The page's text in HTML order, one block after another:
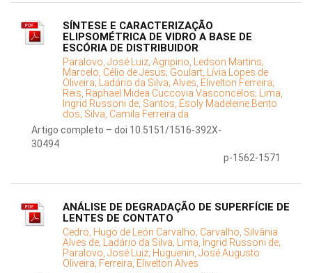
SÍNTESE E CARACTERIZAÇÃO
ELIPSOMÉTRICA DE VIDRO A BASE DE
ESCÓRIA DE DISTRIBUIDOR
Paralovo, José Luiz; Agripino, Ledson Martins;
Marcelo, Célio de Jesus; Goulart, Lívia Lopes de
Oliveira; Ladário da Silva; Alves, Elivelton Ferreira;
Reis, Raphael Midea Cuccovia Vasconcelos; Lima,
Ingrid Russoni de; Santos, Ésoly Madeleine Bento
dos; Silva, Camila Ferreira da
Artigo completo – doi 10.5151/1516-392X-
30494
p-1562-1571
ANÁLISE DE DEGRADAÇÃO DE SUPERFÍCIE DE
LENTES DE CONTATO
Cedro, Hugo de León Carvalho; Carvalho, Silvânia
Alves de; Ladário da Silva; Lima, Ingrid Russoni de;
Paralovo, José Luiz; Huguenin, José Augusto
Oliveira; Ferreira, Elivelton Alves